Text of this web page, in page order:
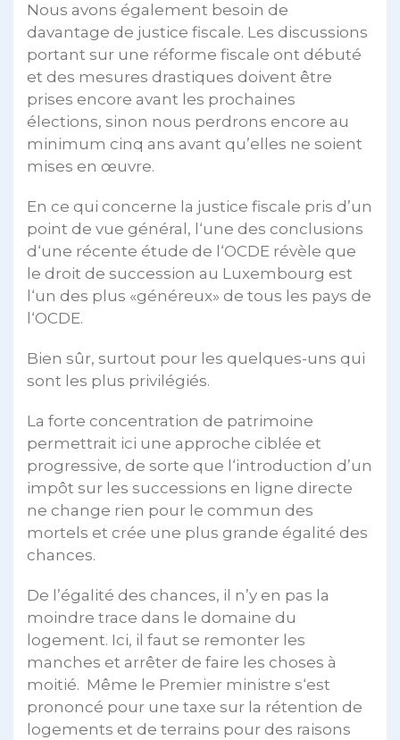
Nous avons également besoin de
davantage de justice fiscale. Les discussions
portant sur une réforme fiscale ont débuté
et des mesures drastiques doivent être
prises encore avant les prochaines
élections, sinon nous perdrons encore au
minimum cinq ans avant qu’elles ne soient
mises en œuvre.
En ce qui concerne la justice fiscale pris d’un
point de vue général, l‘une des conclusions
d‘une récente étude de l‘OCDE révèle que
le droit de succession au Luxembourg est
l‘un des plus «généreux» de tous les pays de
l‘OCDE.
Bien sûr, surtout pour les quelques-uns qui
sont les plus privilégiés.
La forte concentration de patrimoine
permettrait ici une approche ciblée et
progressive, de sorte que l‘introduction d’un
impôt sur les successions en ligne directe
ne change rien pour le commun des
mortels et crée une plus grande égalité des
chances.
De l’égalité des chances, il n’y en pas la
moindre trace dans le domaine du
logement. Ici, il faut se remonter les
manches et arrêter de faire les choses à
moitié. Même le Premier ministre s‘est
prononcé pour une taxe sur la rétention de
logements et de terrains pour des raisons